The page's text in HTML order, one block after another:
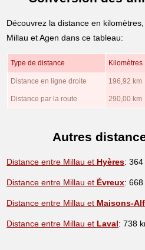
Découvrez la distance en
Millau et Agen dans ce tableau:
Type de distance Kilomètres
Distance en ligne droite 196,92 km
Distance par la route 290,00 km
Autres
Distance entre Millau et Hyères: 364
Distance entre Millau et Évreux: 668
Distance entre Millau et Maisons-
Distance entre Millau et Laval: 738